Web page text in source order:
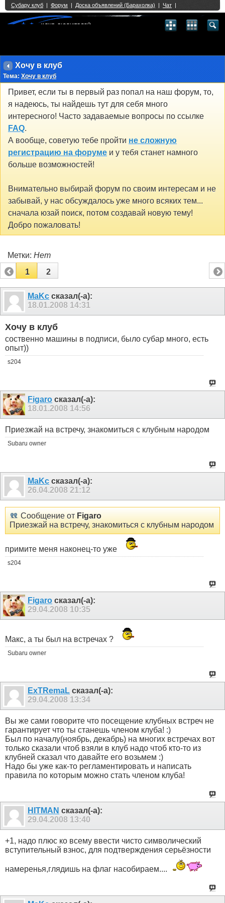
Хочу в клуб
Тема: Хочу в клуб
Привет, если ты в первый раз попал на наш форум, то,
я надеюсь, ты найдешь тут для себя много
интересного! Часто задаваемые вопросы по ссылке
FAQ.
А вообще, советую тебе пройти не сложную
регистрацию на форуме и у тебя станет намного
больше возможностей!
Внимательно выбирай форум по своим интересам и не
забывай, у нас обсуждалось уже много всяких тем...
сначала юзай поиск, потом создавай новую тему!
Добро пожаловать!
Метки: Нет
1
2
MaKc сказал(-а):
18.01.2008 14:31
Хочу в клуб
соственно машины в подписи, было субар много, есть
опыт))
s204
Figaro сказал(-а):
18.01.2008 14:56
Приезжай на встречу, знакомиться с клубным народом
Subaru owner
MaKc сказал(-а):
26.04.2008 21:12
Сообщение от Figaro
Приезжай на встречу, знакомиться с клубным народом
примите меня наконец-то уже
s204
Figaro сказал(-а):
29.04.2008 10:35
Макс, а ты был на встречах ?
Subaru owner
ExTRemaL сказал(-а):
29.04.2008 13:34
Вы же сами говорите что посещение клубных встреч не
гарантирует что ты станешь членом клуба! :)
Был по началу(ноябрь, декабрь) на многих встречах вот
только сказали чтоб взяли в клуб надо чтоб кто-то из
клубней сказал что давайте его возьмем :)
Надо бы уже как-то регламентировать и написать
правила по которым можно стать членом клуба!
HITMAN сказал(-а):
29.04.2008 13:40
+1, надо плюс ко всему ввести чисто символический
вступительный взнос, для подтверждения серьёзности
намеренья,глядишь на флаг насобираем....
Single Sign On provided byvBSSO
2 3 4 5 6 7 8 9 10 11 12 13 21 22 23 24 25 26
40 41 42 43